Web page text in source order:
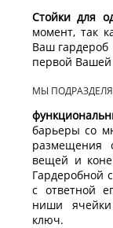
Стойки для
момент, так
Ваш гардероб
первой
МЫ
барьеры со
размещения
вещей и
Гардеробной
с ответной
ниши
ключ.